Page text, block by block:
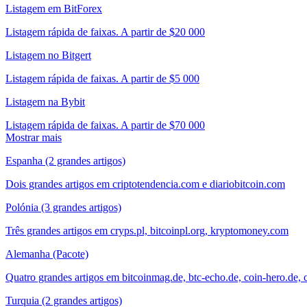
Listagem em BitForex
Listagem rápida de faixas. A partir de $20 000
Listagem no Bitgert
Listagem rápida de faixas. A partir de $5 000
Listagem na Bybit
Listagem rápida de faixas. A partir de $70 000
Mostrar mais
Espanha (2 grandes artigos)
Dois grandes artigos em criptotendencia.com e diariobitcoin.com
Polónia (3 grandes artigos)
Três grandes artigos em cryps.pl, bitcoinpl.org, kryptomoney.com
Alemanha (Pacote)
Quatro grandes artigos em bitcoinmag.de, btc-echo.de, coin-hero.de,
Turquia (2 grandes artigos)